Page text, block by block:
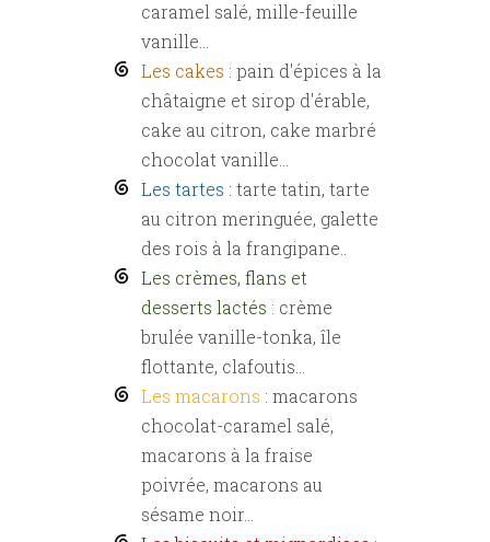
caramel salé, mille-feuille
vanille...
Les cakes : pain d'épices à la
châtaigne et sirop d'érable,
cake au citron, cake marbré
chocolat vanille...
Les tartes : tarte tatin, tarte
au citron meringuée, galette
des rois à la frangipane..
Les crèmes, flans et
desserts lactés : crème
brulée vanille-tonka, île
flottante, clafoutis...
Les macarons : macarons
chocolat-caramel salé,
macarons à la fraise
poivrée, macarons au
sésame noir...